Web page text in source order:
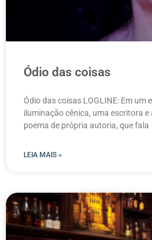
Ódio das coisas
Ódio das coisas LOGLINE: Em um
iluminação cênica, uma escritora
poema de própria autoria, que fala
LEIA MAIS »